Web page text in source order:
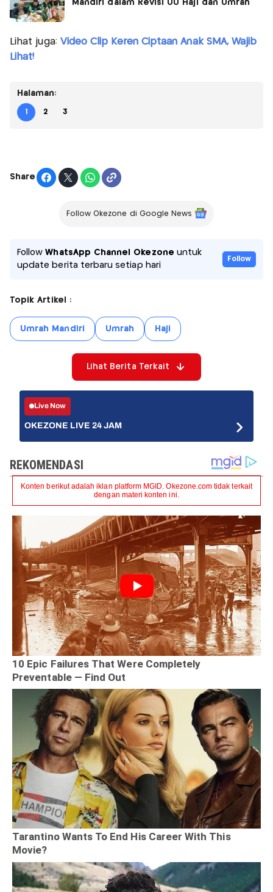
Mandiri dalam Revisi UU Haji dan Umrah
Lihat juga: Video Clip Keren Ciptaan Anak SMA, Wajib
Lihat!
Halaman:
1 2 3
Share
Follow Okezone di Google News
FollowWhatsApp Channel Okezone untuk
update berita terbaru setiap hari
Follow
Topik Artikel :
Umrah Mandiri Umrah Haji
Lihat Berita Terkait
Live Now
OKEZONE LIVE 24 JAM